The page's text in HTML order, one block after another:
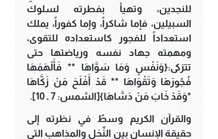
للنجدين، وتهيأ بفطرته لسلوك
السبيلين، فإما شاكراً، وإما كفوراً، يملك
استعداداً للفجور كاستعداده للتقوى،
ومهمته جهاد نفسه ورياضتها حتى
تتزكى:{وَنَفْسٍ وَمَا سَوَّاهَا ** فَأَلْهَمَهَا
فُجُورَهَا وَتَقْوَاهَا ** قَدْ أَفْلَحَ مَنْ زَكَّاهَا
*وَقَدْ خَابَ مَنْ دَسَّاهَا}[الشمس: 7 ـ 10].
والقرآن الكريم وسطٌ في نظرته إلى
حقيقة الإنسان بين النِّحَل والمذاهب التي